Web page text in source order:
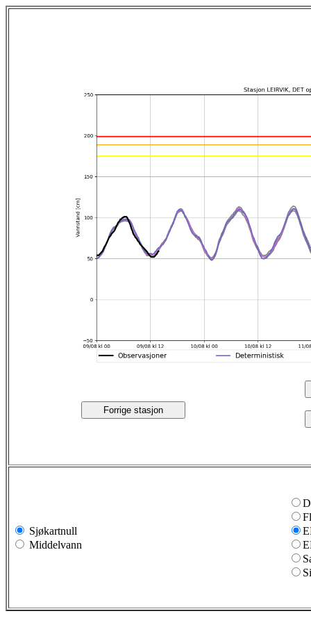
Forrige stasjon
Sjøkartnull
Middelvann